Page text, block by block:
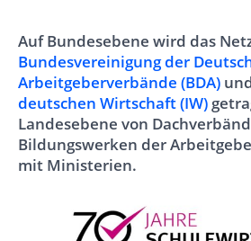
Auf Bundesebene wird das
Bundesvereinigung der
Arbeitgeberverbände (BDA)
deutschen Wirtschaft (IW)
Landesebene von
Bildungswerken der
mit Ministerien.